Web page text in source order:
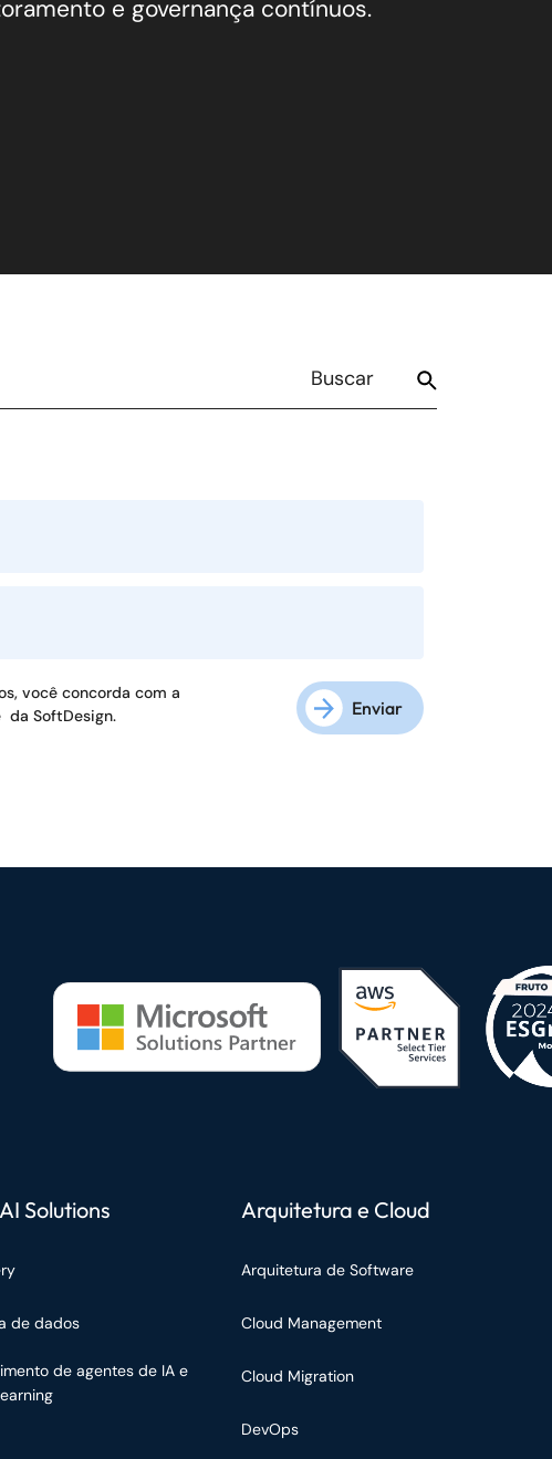
e governança contínuos.
você concorda com a
da SoftDesign. Enviar
Solutions
de dados
de agentes de IA e
Arquitetura e Cloud
Arquitetura de Software
Cloud Management
Cloud Migration
DevOps